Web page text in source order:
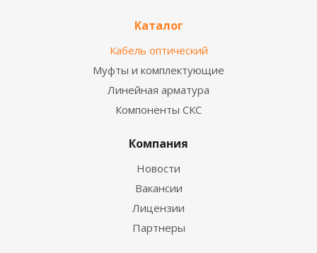
Каталог
Кабель оптический
Муфты и комплектующие
Линейная арматура
Компоненты СКС
Компания
Новости
Вакансии
Лицензии
Партнеры